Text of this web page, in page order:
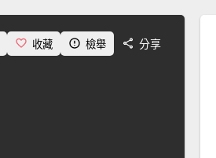
收藏 檢舉 分享